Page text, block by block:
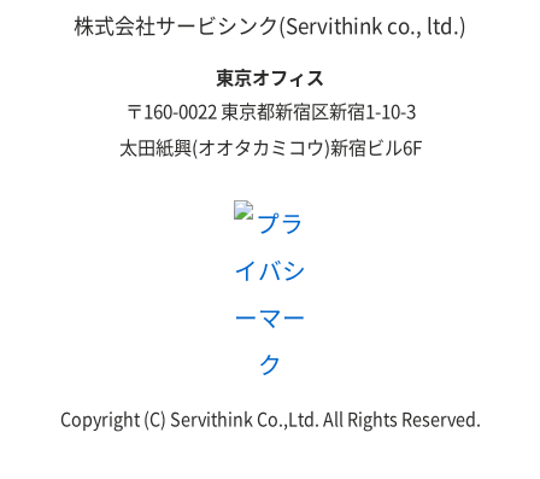
株式会社サービシンク(Servithink co., ltd.)
東京オフィス
〒160-0022 東京都新宿区新宿1-10-3
太田紙興(オオタカミコウ)新宿ビル6F
Copyright (C) Servithink Co.,Ltd. All Rights Reserved.